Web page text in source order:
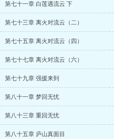
第七十一章 白莲遇流云 下
第七十三章 离火对流云（二）
第七十五章 离火对流云（四）
第七十七章 离火对流云（六）
第七十九章 强援来到
第八十一章 梦回无忧
第八十三章 重回无忧
第八十五章 庐山真面目